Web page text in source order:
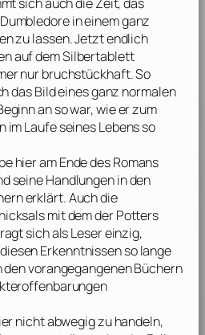
in einem ganz
zu lassen. Jetzt endlich
auf dem Silbertablett
nur bruchstückhaft. So
das Bild eines ganz normalen
an so war, wie er zum
im Laufe seines Lebens so
hier am Ende des Romans
seine Handlungen in den
erklärt. Auch die
mit dem der Potters
sich als Leser einzig,
Erkenntnissen so lange
vorangegangenen Büchern
nicht abwegig zu handeln,